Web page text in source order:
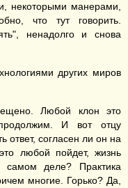
некоторыми манерами,
что тут говорить.
ненадолго и снова
других миров
Любой клон это
И вот отцу
ответ, согласен ли он на
любой пойдет, жизнь
деле? Практика
многие. Горько? Да,